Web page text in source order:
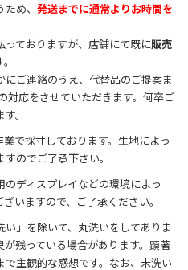
ため、発送までに通常よりお時間を
っておりますが、店舗にて既に販売
ご連絡のうえ、代替品のご提案ま
対応をさせていただきます。何卒ご
。
で採寸しております。生地によっ
のでご了承下さい。
ディスプレイなどの環境によっ
いますので、ご了承ください。
」を除いて、丸洗いをしてありま
残っている場合があります。顕著
主観的な感想です。なお、未洗い